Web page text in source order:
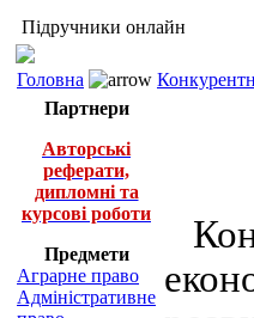
Підручники онлайн
Головна
Партнери
Авторські
реферати,
дипломні та
курсові роботи
Предмети
Аграрне право
Адміністративне